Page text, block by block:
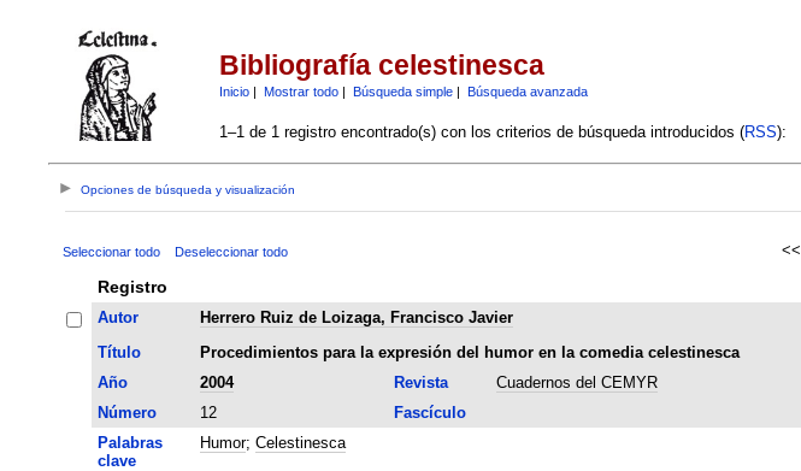
Bibliografía celestinesca
Inicio| Mostrar todo| Búsqueda simple| Búsqueda avanzada
1–1 de 1 registro encontrado(s) con los criterios de búsqueda introducidos (RSS):
Opciones de búsqueda y visualización
Seleccionar todo Deseleccionar todo <<
Registro
Autor
Herrero Ruiz de Loizaga, Francisco Javier
Título
Procedimientos para la expresión del humor en la comedia celestinesca
Año
2004 Revista Cuadernos del CEMYR
Número
12 Fascículo
Palabras
clave
Humor; Celestinesca